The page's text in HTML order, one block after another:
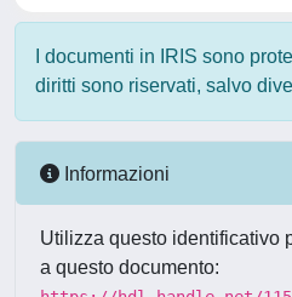
I documenti in IRIS sono
diritti sono riservati, salvo
Informazioni
Utilizza questo identificativo
a questo documento: